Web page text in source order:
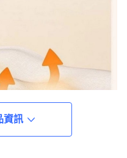
資訊